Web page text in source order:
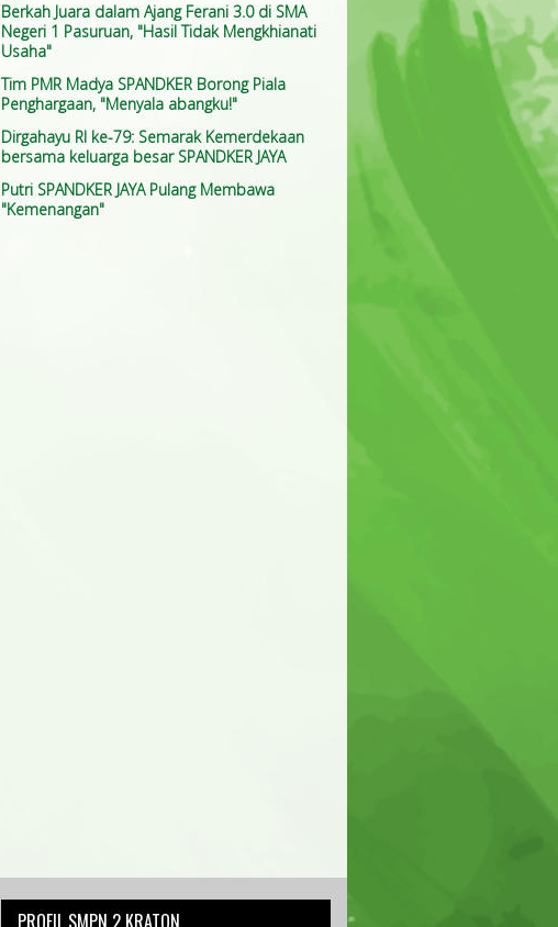
Berkah Juara dalam Ajang Ferani 3.0 di SMA
Negeri 1 Pasuruan, "Hasil Tidak Mengkhianati
Usaha"
Tim PMR Madya SPANDKER Borong Piala
Penghargaan, "Menyala abangku!"
Dirgahayu RI ke-79: Semarak Kemerdekaan
bersama keluarga besar SPANDKER JAYA
Putri SPANDKER JAYA Pulang Membawa
"Kemenangan"
PROFIL SMPN 2 KRATON